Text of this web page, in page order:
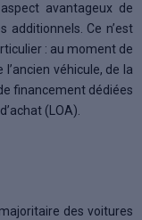
avantageux de
additionnels. Ce n’est
: au moment de
véhicule, de la
financement dédiées
(LOA).
des voitures